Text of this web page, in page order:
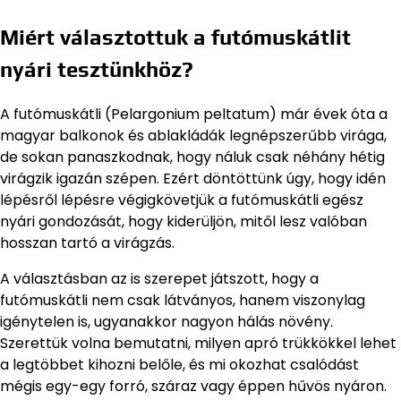
Miért választottuk a futómuskátlit
nyári tesztünkhöz?
A futómuskátli (Pelargonium peltatum) már évek óta a
magyar balkonok és ablakládák legnépszerűbb virága,
de sokan panaszkodnak, hogy náluk csak néhány hétig
virágzik igazán szépen. Ezért döntöttünk úgy, hogy idén
lépésről lépésre végigkövetjük a futómuskátli egész
nyári gondozását, hogy kiderüljön, mitől lesz valóban
hosszan tartó a virágzás.
A választásban az is szerepet játszott, hogy a
futómuskátli nem csak látványos, hanem viszonylag
igénytelen is, ugyanakkor nagyon hálás növény.
Szerettük volna bemutatni, milyen apró trükkökkel lehet
a legtöbbet kihozni belőle, és mi okozhat csalódást
mégis egy-egy forró, száraz vagy éppen hűvös nyáron.